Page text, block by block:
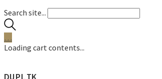
Search site...
…
Loading cart contents...